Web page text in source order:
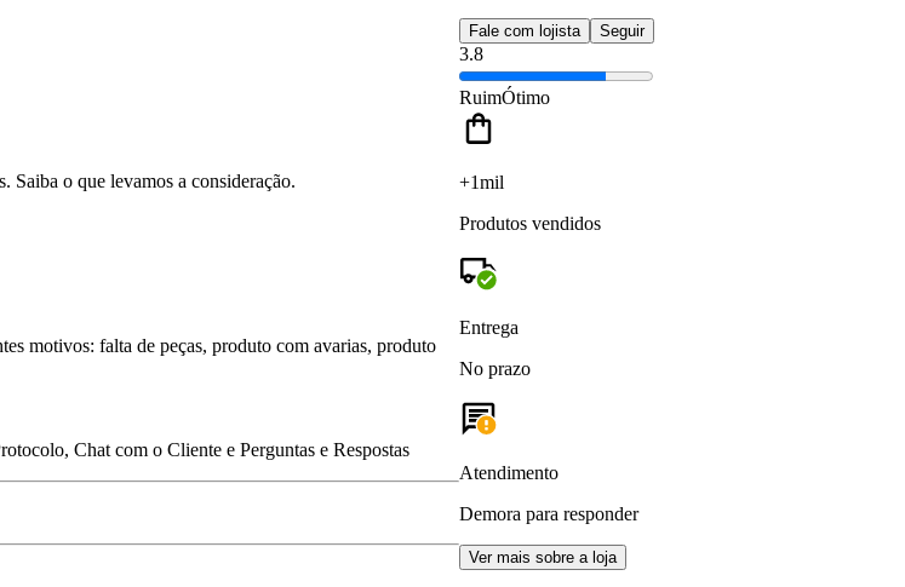
Saiba o que levamos a consideração.
motivos: falta de peças, produto com avarias, produto
Chat com o Cliente e Perguntas e Respostas
Fale com lojista Seguir
3.8
RuimÓtimo
+1mil
Produtos vendidos
Entrega
No prazo
Atendimento
Demora para responder
Ver mais sobre a loja